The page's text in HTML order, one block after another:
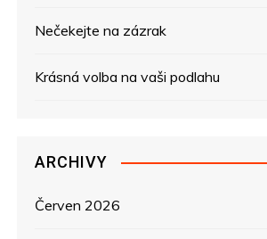
Nečekejte na zázrak
Krásná volba na vaši podlahu
ARCHIVY
Červen 2026